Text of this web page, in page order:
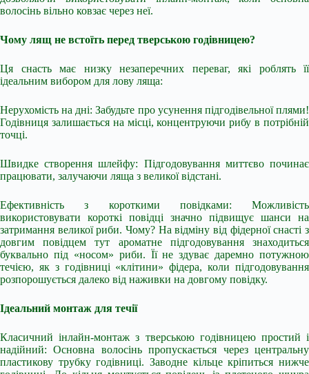
волосінь вільно ковзає через неї.
Чому лящ не встоїть перед тверською годівницею?
Ця снасть має низку незаперечних переваг, які роблять її
ідеальним вибором для лову ляща:
Нерухомість на дні: Забудьте про усунення підгодівельної плями!
Годівниця залишається на місці, концентруючи рибу в потрібній
точці.
Швидке створення шлейфу: Підгодовування миттєво починає
працювати, залучаючи ляща з великої відстані.
Ефективність з короткими повідками: Можливість
використовувати короткі повідці значно підвищує шанси на
затримання великої риби. Чому? На відміну від фідерної снасті з
довгим повідцем тут ароматне підгодовування знаходиться
буквально під «носом» риби. Її не здуває даремно потужною
течією, як з годівниці «клітини» фідера, коли підгодовування
розпорошується далеко від наживки на довгому повідку.
Ідеальний монтаж для течії
Класичний інлайн-монтаж з тверською годівницею простий і
надійний: Основна волосінь пропускається через центральну
пластикову трубку годівниці. Заводне кільце кріпиться нижче